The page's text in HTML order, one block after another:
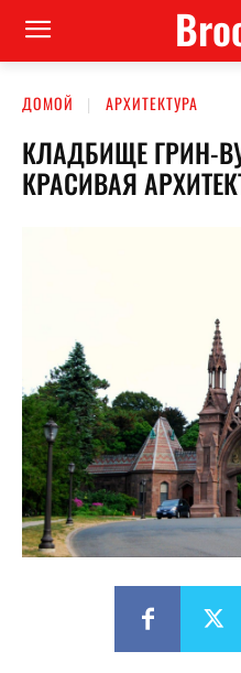
ДОМОЙ АРХИТЕКТУРА
КЛАДБИЩЕ ГРИН-
КРАСИВАЯ